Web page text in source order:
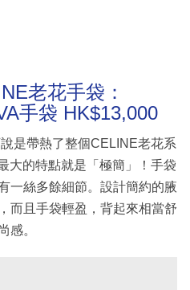
老花手袋：
手袋 HK$13,000
是帶熱了整個CELINE老花系
大的特點就是「極簡」！手袋
一絲多餘細節。設計簡約的腋
而且手袋輕盈，背起來相當舒
感。